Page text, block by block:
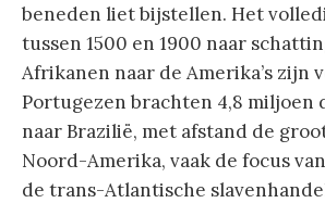
beneden liet bijstellen. Het
tussen 1500 en 1900 naar
Afrikanen naar de Amerika’s zijn
Portugezen brachten 4,8 miljoen
naar Brazilië, met afstand de
Noord-Amerika, vaak de focus
de trans-Atlantische